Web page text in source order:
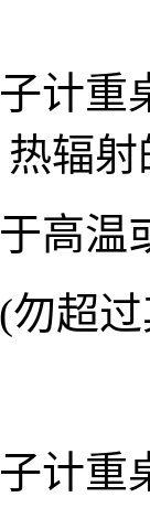
计
辐
高温
超
计